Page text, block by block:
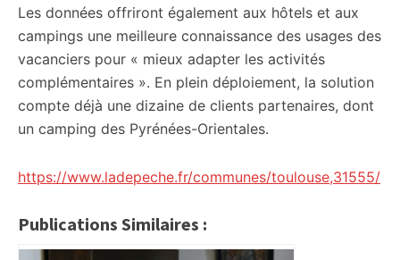
Les données offriront également aux hôtels et aux
campings une meilleure connaissance des usages des
vacanciers pour « mieux adapter les activités
complémentaires ». En plein déploiement, la solution
compte déjà une dizaine de clients partenaires, dont
un camping des Pyrénées-Orientales.
https://www.ladepeche.fr/communes/toulouse,31555/
Publications Similaires :